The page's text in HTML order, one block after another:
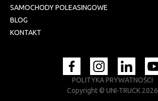
SAMOCHODY POLEASINGOWE
BLOG
KONTAKT
POLITYKA PRYWATNOŚCI
Copyright © UNI-TRUCK 2026